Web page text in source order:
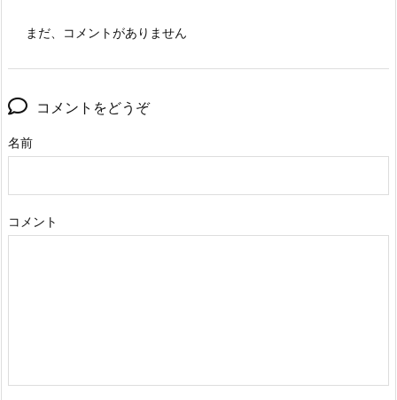
まだ、コメントがありません
コメントをどうぞ
名前
コメント